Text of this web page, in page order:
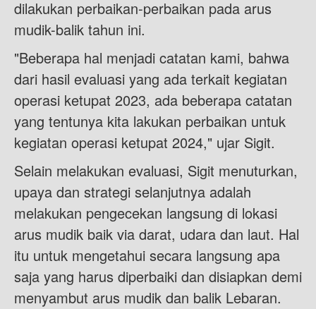
dilakukan perbaikan-perbaikan pada arus
mudik-balik tahun ini.
"Beberapa hal menjadi catatan kami, bahwa
dari hasil evaluasi yang ada terkait kegiatan
operasi ketupat 2023, ada beberapa catatan
yang tentunya kita lakukan perbaikan untuk
kegiatan operasi ketupat 2024," ujar Sigit.
Selain melakukan evaluasi, Sigit menuturkan,
upaya dan strategi selanjutnya adalah
melakukan pengecekan langsung di lokasi
arus mudik baik via darat, udara dan laut. Hal
itu untuk mengetahui secara langsung apa
saja yang harus diperbaiki dan disiapkan demi
menyambut arus mudik dan balik Lebaran.